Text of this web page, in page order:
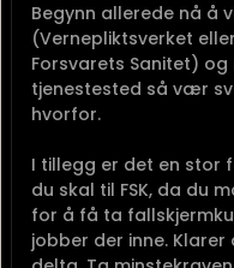
Begynn allerede nå å
(Vernepliktsverket
Forsvarets Sanitet)
tjenestested så vær
hvorfor.
I tillegg er det en stor
du skal til FSK, da du
for å få ta
jobber der inne. Klarer